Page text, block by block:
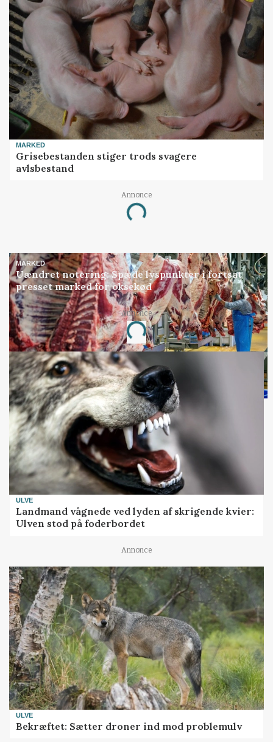
MARKED
Grisebestanden stiger trods svagere
avlsbestand
Annonce
Loading...
MARKED
Uændret notering: Spæde lyspunkter i fortsat
presset marked for oksekød
Annonce
Loading...
ULVE
Landmand vågnede ved lyden af skrigende kvier:
Ulven stod på foderbordet
Annonce
ULVE
Bekræftet: Sætter droner ind mod problemulv